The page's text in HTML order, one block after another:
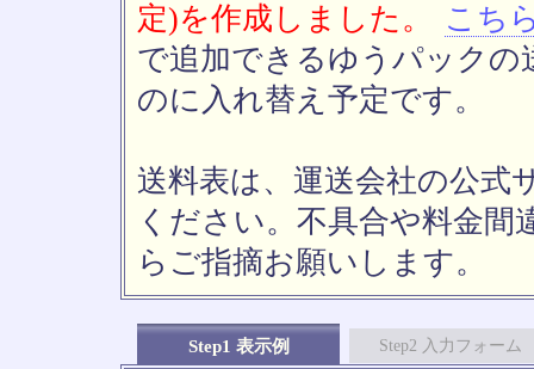
定)を作成しました。
こち
で追加できるゆうパックの
のに入れ替え予定です。
送料表は、運送会社の公式
ください。不具合や料金間
らご指摘お願いします。
Step1 表示例 Step2 入力フォーム